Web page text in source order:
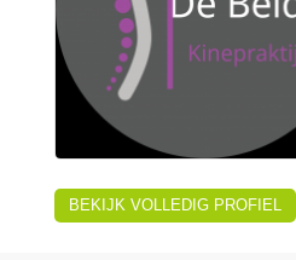
BEKIJK VOLLEDIG PROFIEL